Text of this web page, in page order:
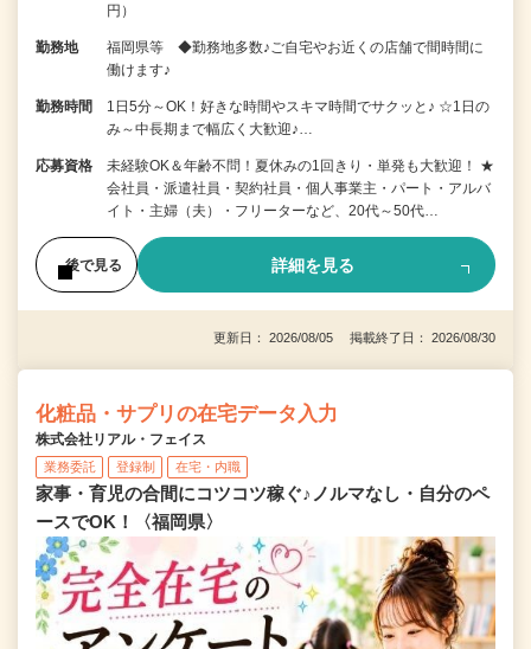
円）
勤務地
福岡県等 ◆勤務地多数♪ご自宅やお近くの店舗で間時間に
働けます♪
勤務時間
1日5分～OK！好きな時間やスキマ時間でサクッと♪ ☆1日の
み～中長期まで幅広く大歓迎♪…
応募資格
未経験OK＆年齢不問！夏休みの1回きり・単発も大歓迎！ ★
会社員・派遣社員・契約社員・個人事業主・パート・アルバ
イト・主婦（夫）・フリーターなど、20代～50代…
後で見る 詳細を見る
更新日： 2026/08/05 掲載終了日： 2026/08/30
化粧品・サプリの在宅データ入力
株式会社リアル・フェイス
業務委託 登録制 在宅・内職
家事・育児の合間にコツコツ稼ぐ♪ノルマなし・自分のペ
ースでOK！〈福岡県〉